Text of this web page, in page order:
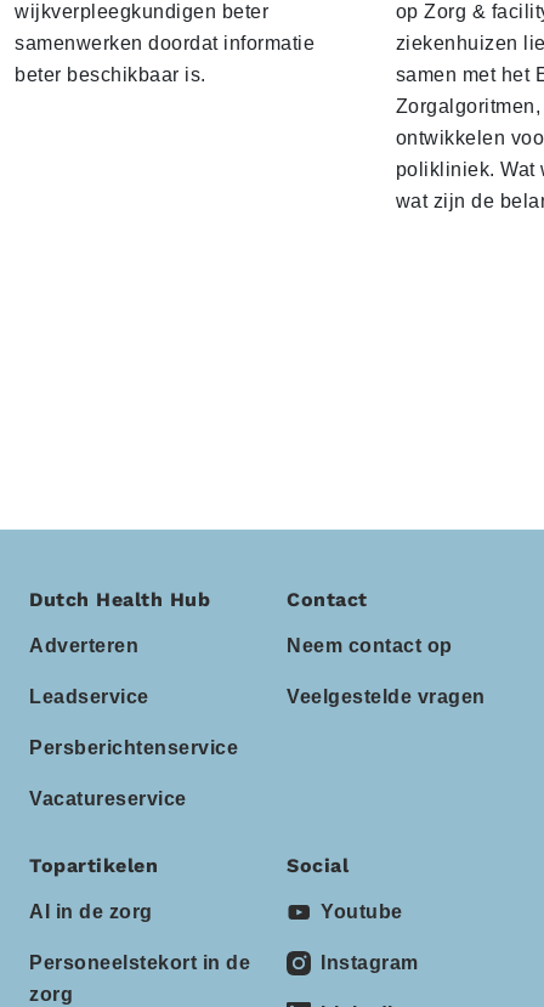
wijkverpleegkundigen beter
samenwerken doordat informatie
beter beschikbaar is.
op Zorg &
ziekenhuizen
samen met het
ontwikkelen
polikliniek. Wat
wat zijn de
Dutch Health Hub
Adverteren
Leadservice
Persberichtenservice
Vacatureservice
Contact
Neem contact op
Veelgestelde vragen
Topartikelen
AI in de zorg
Personeelstekort in de
zorg
Social
Youtube
Instagram